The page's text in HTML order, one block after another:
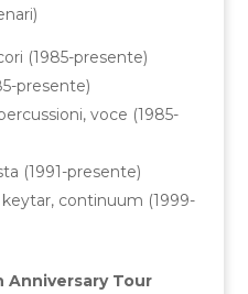
(1985-presente)
presente)
voce (1985-
(1991-presente)
continuum (1999-
Anniversary Tour